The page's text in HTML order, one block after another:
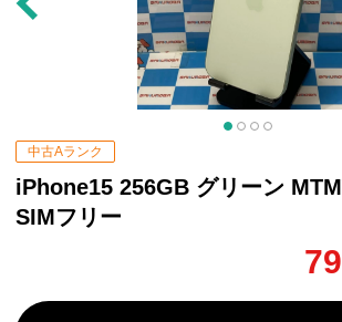
中古Aランク
iPhone15 256GB グリーン
SIMフリー